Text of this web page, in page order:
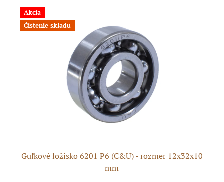
Akcia
Čistenie skladu
Guľkové ložisko 6201 P6 (C&U) - rozmer 12x32x10
mm